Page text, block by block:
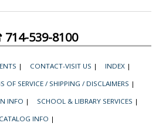
539-8100
| CONTACT-VISIT US | INDEX |
OF SERVICE / SHIPPING / DISCLAIMERS |
INFO | SCHOOL & LIBRARY SERVICES |
CATALOG INFO |